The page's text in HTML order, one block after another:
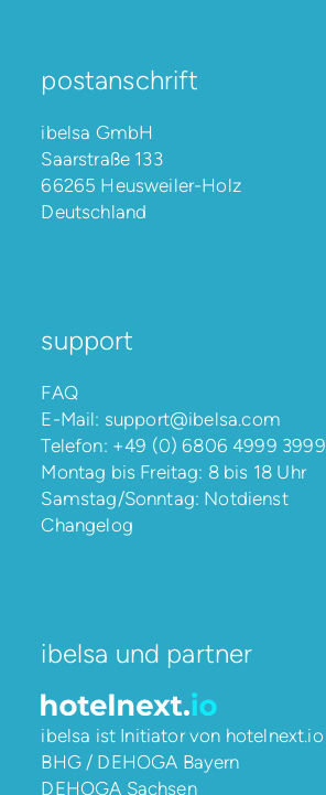
postanschrift
ibelsa GmbH
Saarstraße 133
66265 Heusweiler-Holz
Deutschland
support
FAQ
E-Mail: support@ibelsa.com
Telefon: +49 (0) 6806 4999 3999
Montag bis Freitag: 8 bis 18 Uhr
Samstag/Sonntag: Notdienst
Changelog
ibelsa und partner
ibelsa ist Initiator von hotelnext.io
BHG / DEHOGA Bayern
DEHOGA Sachsen